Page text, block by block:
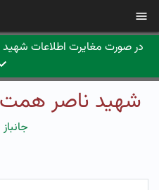
در صورت مغایرت اطلاعات شهید
شهید ناصر همت